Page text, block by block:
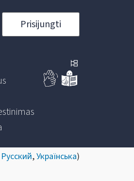
Prisijungti
Русский,Українська)